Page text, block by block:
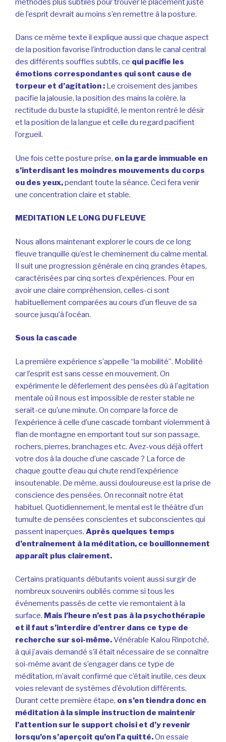
de l’esprit devrait au moins s’en remettre à la posture.
Dans ce même texte il explique aussi que chaque aspect
de la position favorise l’introduction dans le canal central
des différents souffles subtils, ce qui pacifie les
émotions correspondantes qui sont cause de
torpeur et d’agitation : Le croisement des jambes
pacifie la jalousie, la position des mains la colère, la
rectitude du buste la stupidité, le menton rentré le désir
et la position de la langue et celle du regard pacifient
l’orgueil.
Une fois cette posture prise, on la garde immuable en
s’interdisant les moindres mouvements du corps
ou des yeux,pendant toute la séance. Ceci fera venir
une concentration claire et stable.
MEDITATION LE LONG DU FLEUVE
Nous allons maintenant explorer le cours de ce long
fleuve tranquille qu’est le cheminement du calme mental.
Il suit une progression générale en cinq grandes étapes,
caractérisées par cinq sortes d’expériences. Pour en
avoir une claire compréhension, celles-ci sont
habituellement comparées au cours d’un fleuve de sa
source jusqu’à l’océan.
Sous la cascade
La première expérience s’appelle “la mobilité”. Mobilité
car l’esprit est sans cesse en mouvement. On
expérimente le déferlement des pensées dû à l’agitation
mentale où il nous est impossible de rester stable ne
serait-ce qu’une minute. On compare la force de
l’expérience à celle d’une cascade tombant violemment à
flan de montagne en emportant tout sur son passage,
rochers, pierres, branchages etc. Avez-vous déjà offert
votre dos à la douche d’une cascade ? La force de
chaque goutte d’eau qui chute rend l’expérience
insoutenable. De même, aussi douloureuse est la prise de
conscience des pensées. On reconnaît notre état
habituel. Quotidiennement, le mental est le théâtre d’un
tumulte de pensées conscientes et subconscientes qui
passent inaperçues. Après quelques temps
d’entraînement à la méditation, ce bouillonnement
apparaît plus clairement.
Certains pratiquants débutants voient aussi surgir de
nombreux souvenirs oubliés comme si tous les
événements passés de cette vie remontaient à la
surface. Mais l’heure n’est pas à la psychothérapie
et il faut s’interdire d’entrer dans ce type de
recherche sur soi-même.Vénérable Kalou Rinpotché,
à qui j’avais demandé s’il était nécessaire de se connaître
soi-même avant de s’engager dans ce type de
méditation, m’avait confirmé que c’était inutile, ces deux
voies relevant de systèmes d’évolution différents.
Durant cette première étape, on s’en tiendra donc en
méditation à la simple instruction de maintenir
l’attention sur le support choisi et d’y revenir
lorsqu’on s’aperçoit qu’on l’a quitté.On essaie